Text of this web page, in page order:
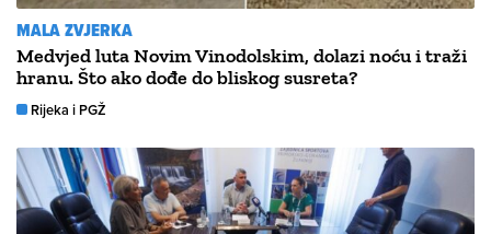
MALA ZVJERKA
Medvjed luta Novim Vinodolskim, dolazi noću i traži
hranu. Što ako dođe do bliskog susreta?
Rijeka i PGŽ